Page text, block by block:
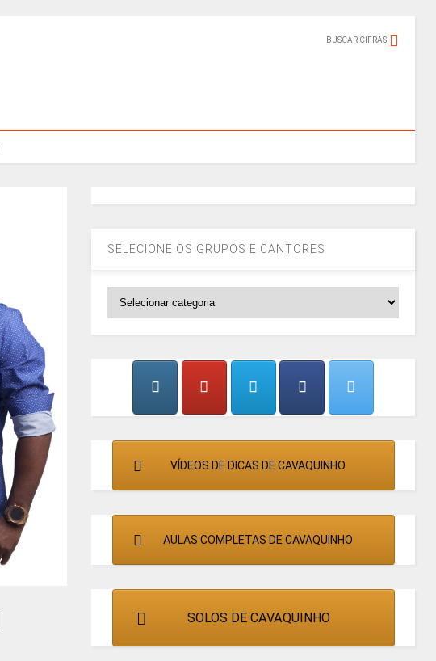
BUSCAR CIFRAS
SELECIONE OS GRUPOS E CANTORES
CANTORES
VÍDEOS DE DICAS DE CAVAQUINHO
AULAS COMPLETAS DE CAVAQUINHO
SOLOS DE CAVAQUINHO